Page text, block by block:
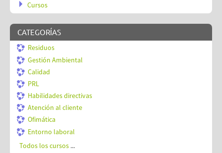
Cursos
CATEGORÍAS
Residuos
Gestión Ambiental
Calidad
PRL
Habilidades directivas
Atención al cliente
Ofimática
Entorno laboral
Todos los cursos ...